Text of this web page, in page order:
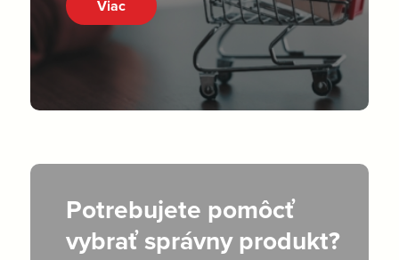
Viac
Potrebujete pomôcť
vybrať správny produkt?